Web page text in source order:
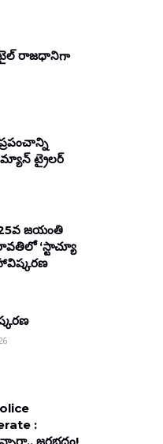
రాజధానిగా
మ్యాన్ ట్రైలర్
జయంతి
‘స్టాచ్యూ
: